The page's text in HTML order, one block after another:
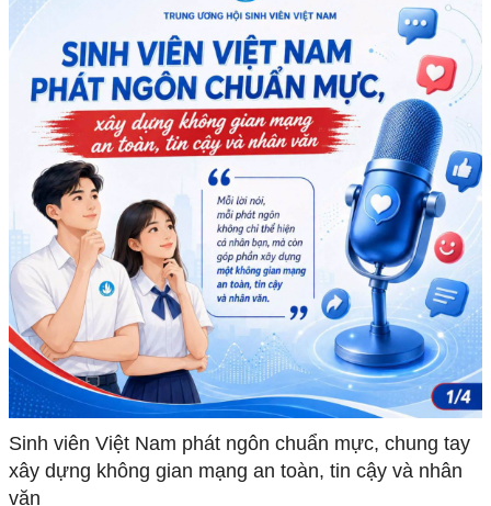
Sinh viên Việt Nam phát ngôn chuẩn mực, chung tay
xây dựng không gian mạng an toàn, tin cậy và nhân
văn